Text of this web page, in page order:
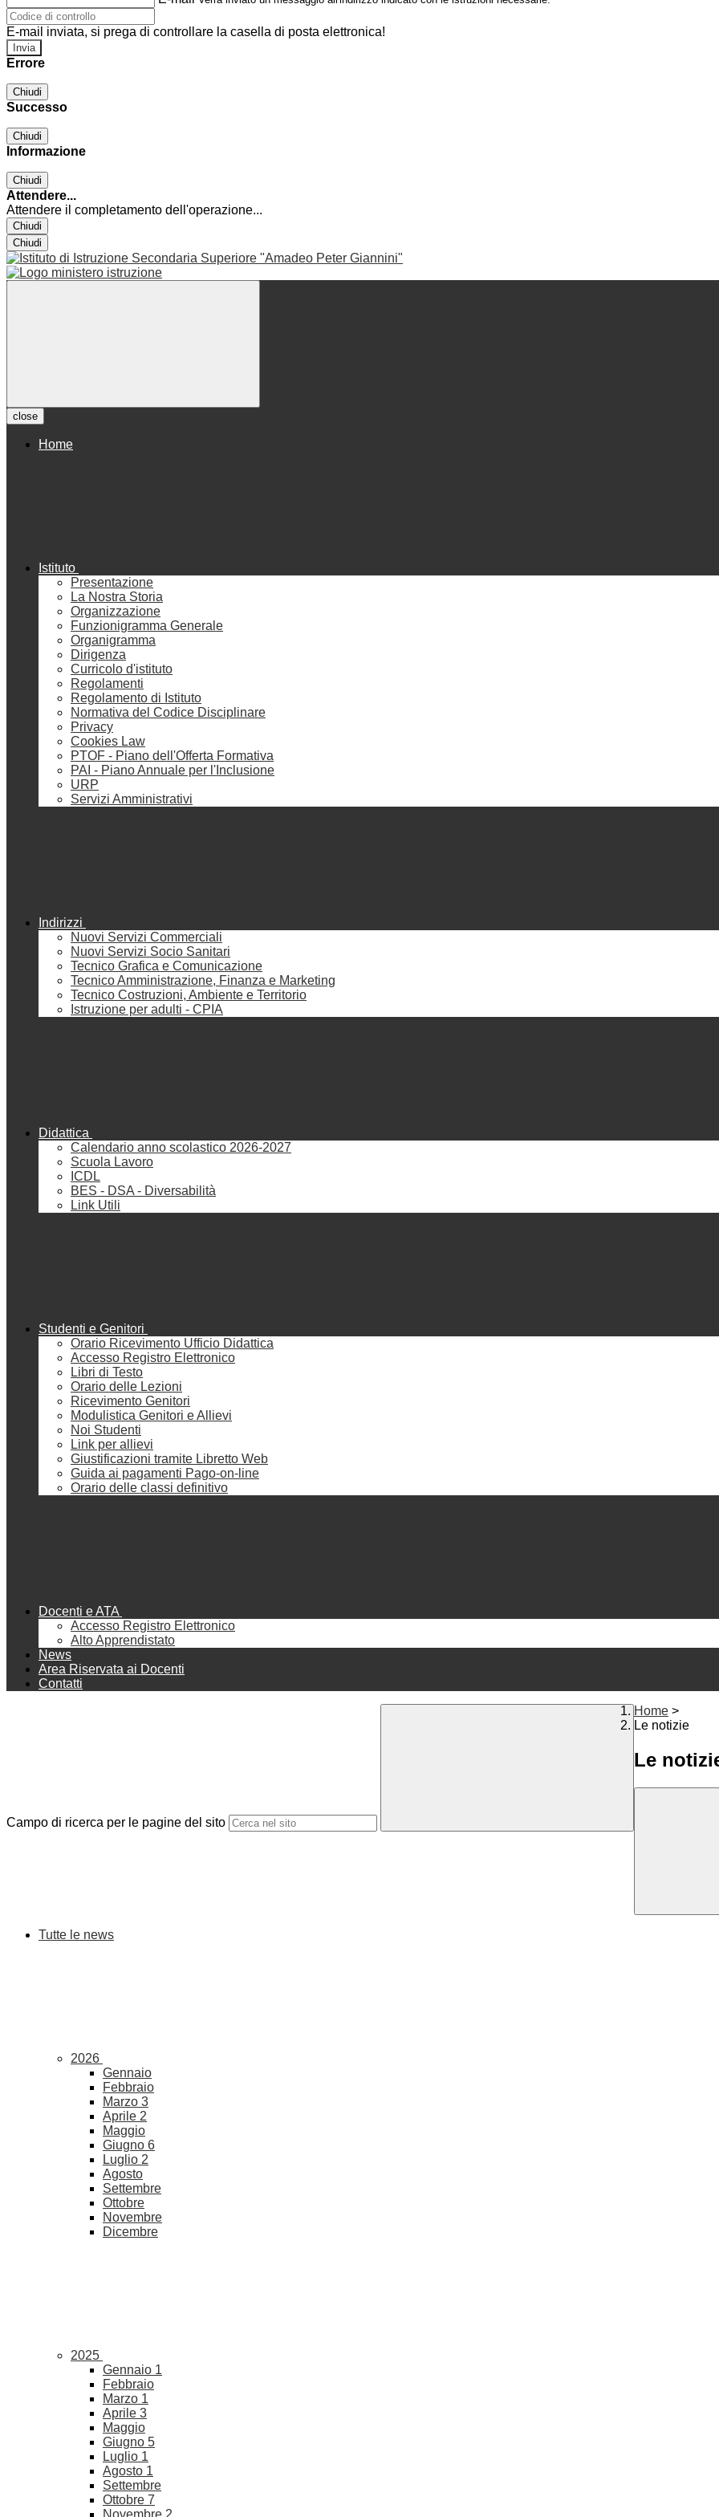
E-mail inviata, si prega di controllare la casella di posta elettronica!
Errore
Chiudi
Successo
Chiudi
Informazione
Chiudi
Attendere...
Attendere il completamento dell'operazione...
Chiudi
Chiudi
close
Home
Istituto
Presentazione
La Nostra Storia
Organizzazione
Funzionigramma Generale
Organigramma
Dirigenza
Curricolo d'istituto
Regolamenti
Regolamento di Istituto
Normativa del Codice Disciplinare
Privacy
Cookies Law
PTOF - Piano dell'Offerta Formativa
PAI - Piano Annuale per l'Inclusione
URP
Servizi Amministrativi
Indirizzi
Nuovi Servizi Commerciali
Nuovi Servizi Socio Sanitari
Tecnico Grafica e Comunicazione
Tecnico Amministrazione, Finanza e Marketing
Tecnico Costruzioni, Ambiente e Territorio
Istruzione per adulti - CPIA
Didattica
Calendario anno scolastico 2026-2027
Scuola Lavoro
ICDL
BES - DSA - Diversabilità
Link Utili
Studenti e Genitori
Orario Ricevimento Ufficio Didattica
Accesso Registro Elettronico
Libri di Testo
Orario delle Lezioni
Ricevimento Genitori
Modulistica Genitori e Allievi
Noi Studenti
Link per allievi
Giustificazioni tramite Libretto Web
Guida ai pagamenti Pago-on-line
Orario delle classi definitivo
Docenti e ATA
Accesso Registro Elettronico
Alto Apprendistato
News
Area Riservata ai Docenti
Contatti
Campo di ricerca per le pagine del sito
Home >
Le notizie
Le
Tutte le news
2026
Gennaio
Febbraio
Marzo 3
Aprile 2
Maggio
Giugno 6
Luglio 2
Agosto
Settembre
Ottobre
Novembre
Dicembre
2025
Gennaio 1
Febbraio
Marzo 1
Aprile 3
Maggio
Giugno 5
Luglio 1
Agosto 1
Settembre
Ottobre 7